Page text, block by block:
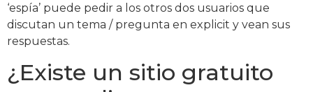
‘espía’ puede pedir a los otros dos usuarios que
discutan un tema / pregunta en explicit y vean sus
respuestas.
¿Existe un sitio gratuito